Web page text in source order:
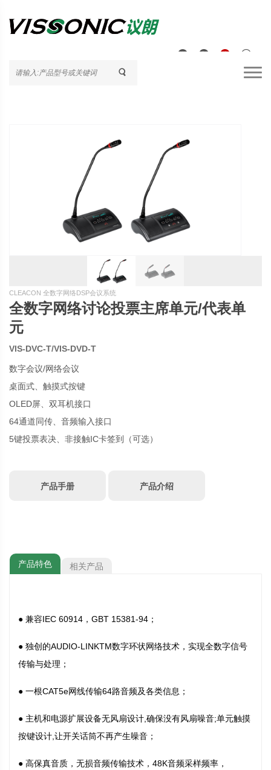
CLEACON 全数字网络DSP会议系统
全数字网络讨论投票主席单元/代表单
元
VIS-DVC-T/VIS-DVD-T
数字会议/网络会议
桌面式、触摸式按键
OLED屏、双耳机接口
64通道同传、音频输入接口
5键投票表决、非接触IC卡签到（可选）
产品手册 产品介绍
产品特色 相关产品
● 兼容IEC 60914，GBT 15381-94；
● 独创的AUDIO-LINKTM数字环状网络技术，实现全数字信号
传输与处理；
● 一根CAT5e网线传输64路音频及各类信息；
● 主机和电源扩展设备无风扇设计,确保没有风扇噪音;单元触摸
按键设计,让开关话筒不再产生噪音；
● 高保真音质，无损音频传输技术，48K音频采样频率，